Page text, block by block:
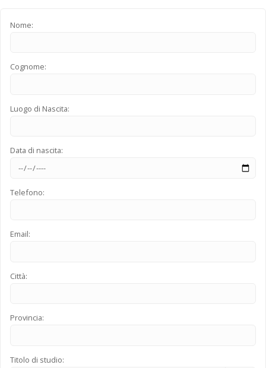
Nome:
Cognome:
Luogo di Nascita:
Data di nascita:
Telefono:
Email:
Città:
Provincia:
Titolo di studio: